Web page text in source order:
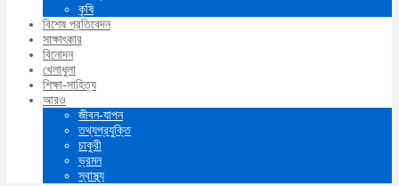
কৃষি
বিশেষ প্রতিবেদন
সাক্ষাৎকার
বিনোদন
খেলাধুলা
শিক্ষা-সাহিত্য
আরও
জীবন-যাপন
তথ্যপ্রযুক্তি
চাকুরী
ভ্রমন
স্বাস্থ্য